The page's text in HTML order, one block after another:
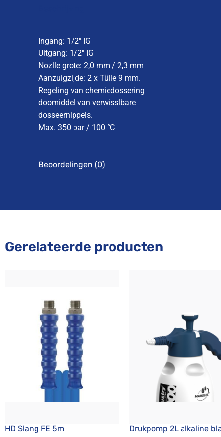
Ingang: 1/2″ IG
Uitgang: 1/2″ IG
Nozlle grote: 2,0 mm / 2,3 mm
Aanzuigzijde: 2 x Tülle 9 mm.
Regeling van chemiedossering
doomiddel van verwisslbare
dosseernippels.
Max. 350 bar / 100 °C
Beoordelingen (0)
Gerelateerde producten
HD Slang FE 5m Drukpomp 2L alkaline